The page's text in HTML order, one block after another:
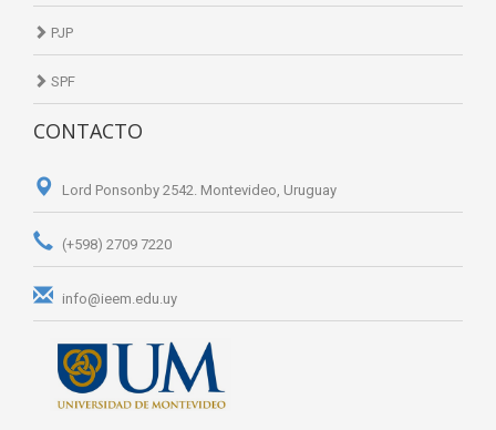
PJP
SPF
CONTACTO
Lord Ponsonby 2542. Montevideo, Uruguay
(+598) 2709 7220
info@ieem.edu.uy